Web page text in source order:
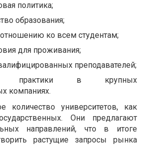
политика;
образования;
ко всем студентам;
для проживания;
преподавателей;
практики в крупных
компаниях.
университетов, как
Они предлагают
направлений, что в итоге
растущие запросы рынка